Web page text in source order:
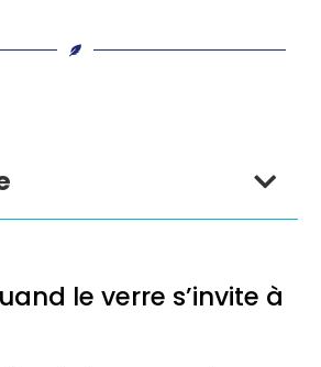
le verre s’invite à